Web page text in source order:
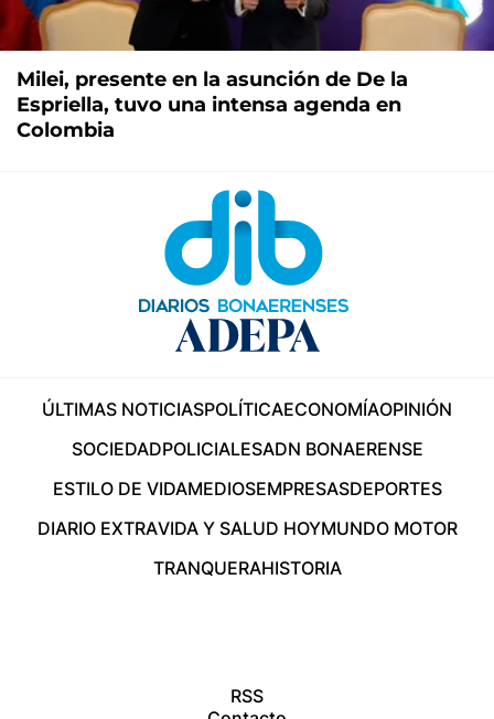
Milei, presente en la asunción de De la
Espriella, tuvo una intensa agenda en
Colombia
ÚLTIMAS NOTICIASPOLÍTICAECONOMÍAOPINIÓN
SOCIEDADPOLICIALESADN BONAERENSE
ESTILO DE VIDAMEDIOSEMPRESASDEPORTES
DIARIO EXTRAVIDA Y SALUD HOYMUNDO MOTOR
TRANQUERAHISTORIA
RSS